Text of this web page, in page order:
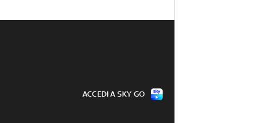
ACCEDI A SKY GO